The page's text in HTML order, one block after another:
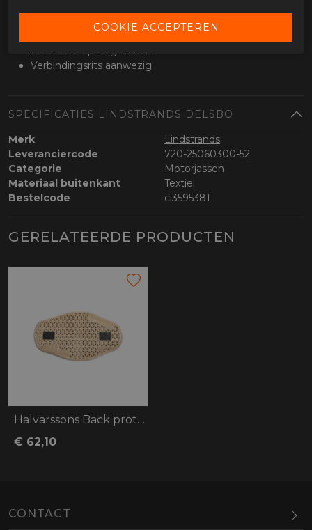
Comfortabele touring pasvorm
Meerdere opbergzakken
Verbindingsrits aanwezig
SPECIFICATIES LINDSTRANDS DELSBO
Merk
Lindstrands
Leveranciercode
720-25060300-52
Categorie
Motorjassen
Materiaal buitenkant
Textiel
Bestelcode
ci3595381
GERELATEERDE PRODUCTEN
Halvarssons Back protector Melbyn
€ 62,10
CONTACT